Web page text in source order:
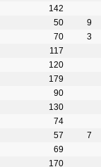
142
50
9
70
3
117
120
179
90
130
74
57
7
69
170